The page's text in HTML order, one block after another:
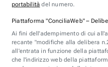
portabilità del numero.
Piattaforma "ConciliaWeb" –
Ai fini dell'adempimento di cui
recante "modifiche alla delibera
all'entrata in funzione della
che l'indirizzo web della